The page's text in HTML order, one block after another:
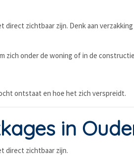
zichtbaar zijn. Denk aan
zich onder de woning of in de
ontstaat en hoe het zich verspreidt.
in
direct zichtbaar zijn.